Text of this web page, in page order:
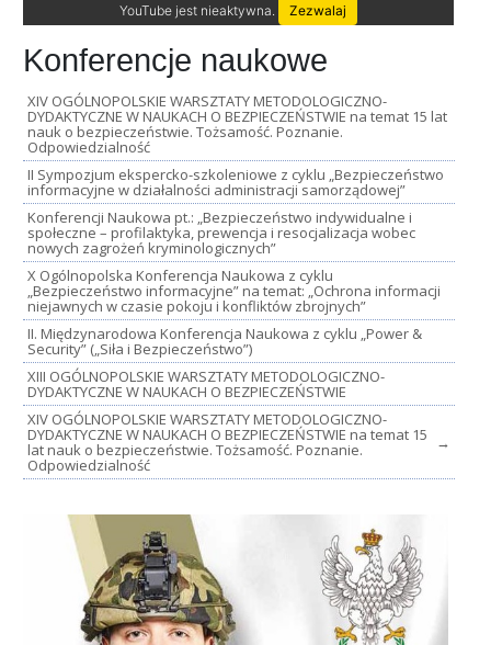
YouTube jest nieaktywna. Zezwalaj
Konferencje naukowe
XIV OGÓLNOPOLSKIE WARSZTATY METODOLOGICZNO-
DYDAKTYCZNE W NAUKACH O BEZPIECZEŃSTWIE na temat 15 lat
nauk o bezpieczeństwie. Tożsamość. Poznanie.
Odpowiedzialność
II Sympozjum ekspercko-szkoleniowe z cyklu „Bezpieczeństwo
informacyjne w działalności administracji samorządowej”
Konferencji Naukowa pt.: „Bezpieczeństwo indywidualne i
społeczne – profilaktyka, prewencja i resocjalizacja wobec
nowych zagrożeń kryminologicznych”
X Ogólnopolska Konferencja Naukowa z cyklu
„Bezpieczeństwo informacyjne” na temat: „Ochrona informacji
niejawnych w czasie pokoju i konfliktów zbrojnych”
II. Międzynarodowa Konferencja Naukowa z cyklu „Power &
Security” („Siła i Bezpieczeństwo”)
XIII OGÓLNOPOLSKIE WARSZTATY METODOLOGICZNO-
DYDAKTYCZNE W NAUKACH O BEZPIECZEŃSTWIE
XIV OGÓLNOPOLSKIE WARSZTATY METODOLOGICZNO-
DYDAKTYCZNE W NAUKACH O BEZPIECZEŃSTWIE na temat 15
lat nauk o bezpieczeństwie. Tożsamość. Poznanie.
Odpowiedzialność
→